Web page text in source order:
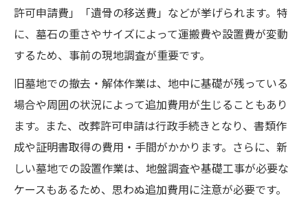
許可申請費」「遺骨の移送費」などが挙げられます。特
に、墓石の重さやサイズによって運搬費や設置費が変動
するため、事前の現地調査が重要です。
旧墓地での撤去・解体作業は、地中に基礎が残っている
場合や周囲の状況によって追加費用が生じることもあり
ます。また、改葬許可申請は行政手続きとなり、書類作
成や証明書取得の費用・手間がかかります。さらに、新
しい墓地での設置作業は、地盤調査や基礎工事が必要な
ケースもあるため、思わぬ追加費用に注意が必要です。